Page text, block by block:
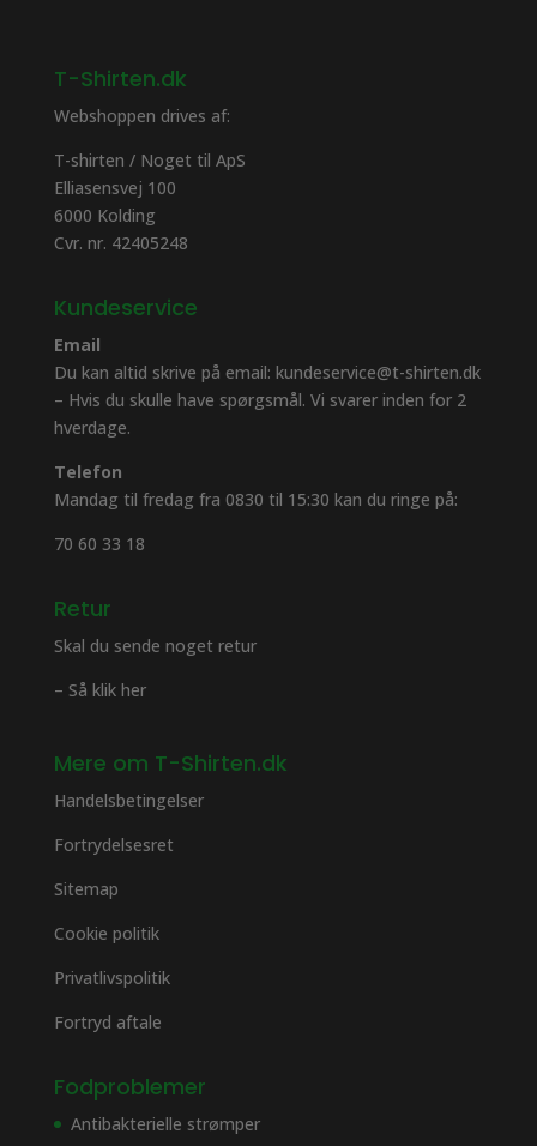
T-Shirten.dk
Webshoppen drives af:
T-shirten / Noget til ApS
Elliasensvej 100
6000 Kolding
Cvr. nr. 42405248
Kundeservice
Email
Du kan altid skrive på email: kundeservice@t-shirten.dk
– Hvis du skulle have spørgsmål. Vi svarer inden for 2
hverdage.
Telefon
Mandag til fredag fra 0830 til 15:30 kan du ringe på:
70 60 33 18
Retur
Skal du sende noget retur
– Så klik her
Mere om T-Shirten.dk
Handelsbetingelser
Fortrydelsesret
Sitemap
Cookie politik
Privatlivspolitik
Fortryd aftale
Fodproblemer
Antibakterielle strømper